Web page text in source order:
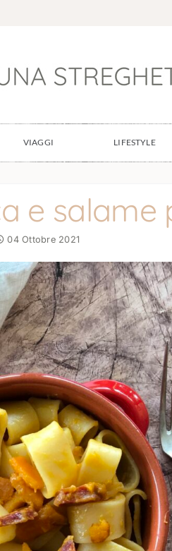
VIAGGI LIFESTYLE
e salame
04 Ottobre 2021